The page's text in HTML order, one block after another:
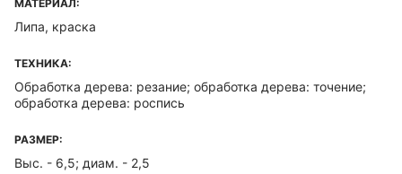
МАТЕРИАЛ:
Липа, краска
ТЕХНИКА:
Обработка дерева: резание; обработка дерева: точение;
обработка дерева: роспись
РАЗМЕР:
Выс. - 6,5; диам. - 2,5